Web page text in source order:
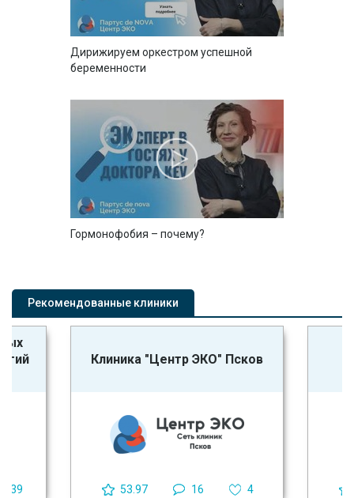
Дирижируем оркестром успешной
беременности
Гормонофобия – почему?
Рекомендованные клиники
39
Клиника "Центр ЭКО" Псков
53.97 16 4